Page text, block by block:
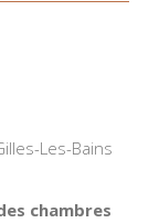
Les-Bains
chambres